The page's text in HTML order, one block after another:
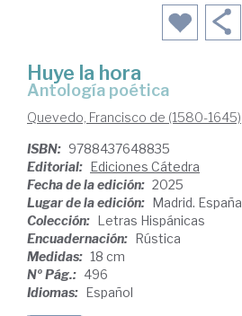
Huye la hora
Antología poética
Quevedo, Francisco de (1580-1645)
ISBN: 9788437648835
Editorial: Ediciones Cátedra
Fecha de la edición: 2025
Lugar de la edición: Madrid. España
Colección: Letras Hispánicas
Encuadernación: Rústica
Medidas: 18 cm
Nº Pág.: 496
Idiomas: Español